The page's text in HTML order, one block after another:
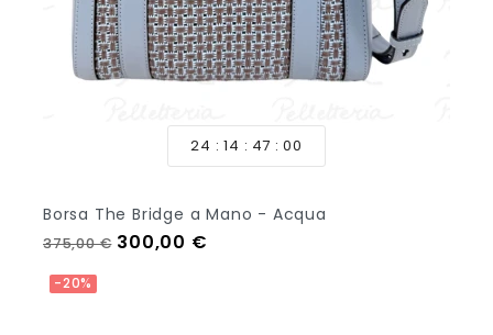
24 14 46 58
Borsa The Bridge a Mano - Acqua
Prezzo regolare
375,00 € Prezzo
300,00 €
-20%